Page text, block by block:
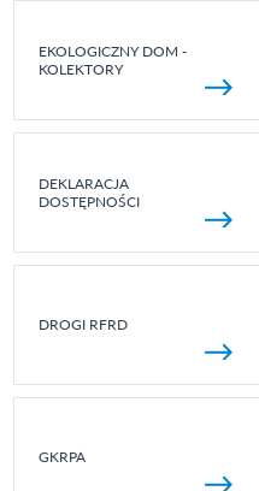
EKOLOGICZNY DOM -
KOLEKTORY
DEKLARACJA
DOSTĘPNOŚCI
DROGI RFRD
GKRPA